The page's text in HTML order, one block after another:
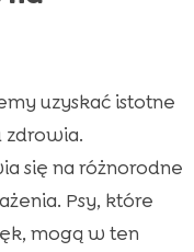
uzyskać istotne
zdrowia.
się na różnorodne
Psy, które
mogą w ten